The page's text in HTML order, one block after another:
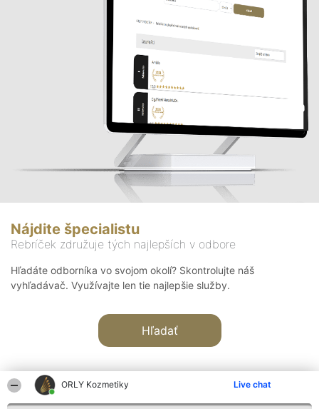
ORLY Kozmetiky Live chat
Nájdite špecialistu
Rebríček združuje tých najlepších v odbore
Hľadáte odborníka vo svojom okolí? Skontrolujte náš
vyhľadávač. Využívajte len tie najlepšie služby.
Hľadať